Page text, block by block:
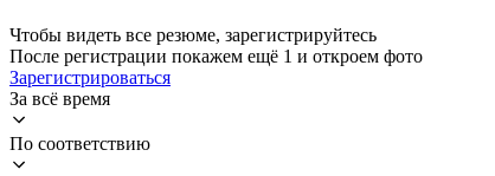
Чтобы видеть все резюме, зарегистрируйтесь
После регистрации покажем ещё 1 и откроем фото
Зарегистрироваться
За всё время
По соответствию